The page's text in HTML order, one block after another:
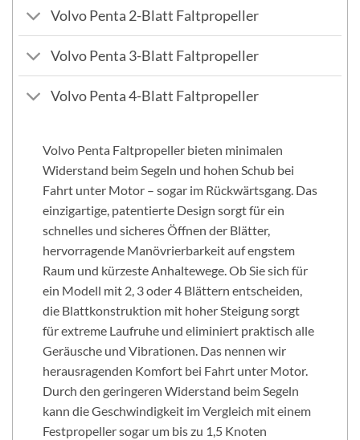
Volvo Penta 2-Blatt Faltpropeller
Volvo Penta 3-Blatt Faltpropeller
Volvo Penta 4-Blatt Faltpropeller
Volvo Penta Faltpropeller bieten minimalen
Widerstand beim Segeln und hohen Schub bei
Fahrt unter Motor – sogar im Rückwärtsgang. Das
einzigartige, patentierte Design sorgt für ein
schnelles und sicheres Öffnen der Blätter,
hervorragende Manövrierbarkeit auf engstem
Raum und kürzeste Anhaltewege. Ob Sie sich für
ein Modell mit 2, 3 oder 4 Blättern entscheiden,
die Blattkonstruktion mit hoher Steigung sorgt
für extreme Laufruhe und eliminiert praktisch alle
Geräusche und Vibrationen. Das nennen wir
herausragenden Komfort bei Fahrt unter Motor.
Durch den geringeren Widerstand beim Segeln
kann die Geschwindigkeit im Vergleich mit einem
Festpropeller sogar um bis zu 1,5 Knoten